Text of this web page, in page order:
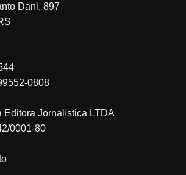
Dani, 897
0808
Editora Jornalística LTDA
0001-80